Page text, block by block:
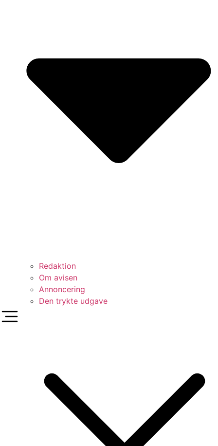
Redaktion
Om avisen
Annoncering
Den trykte udgave